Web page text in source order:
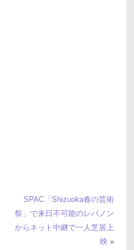
SPAC「Shizuoka春の芸術
祭」で来日不可能のレバノン
からネット中継で一人芝居上
映 »